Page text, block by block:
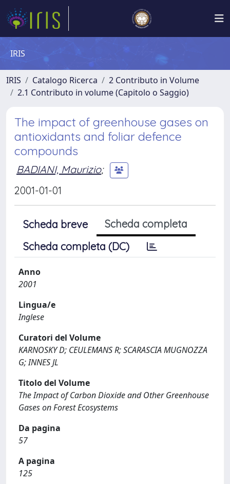
IRIS
IRIS Catalogo Ricerca
2 Contributo in Volume
2.1 Contributo in volume (Capitolo o Saggio)
The impact of greenhouse gases on
antioxidants and foliar defence
compounds
BADIANI, Maurizio;
2001-01-01
Scheda breve
Scheda completa
Scheda completa (DC)
Anno
2001
Lingua/e
Inglese
Curatori del Volume
KARNOSKY D; CEULEMANS R; SCARASCIA MUGNOZZA
G; INNES JL
Titolo del Volume
The Impact of Carbon Dioxide and Other Greenhouse
Gases on Forest Ecosystems
Da pagina
57
A pagina
125